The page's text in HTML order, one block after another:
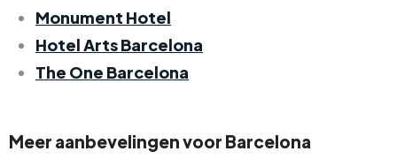
Monument Hotel
Hotel Arts Barcelona
The One Barcelona
Meer aanbevelingen voor Barcelona